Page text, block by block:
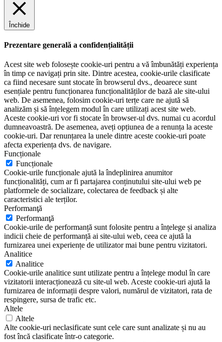
Închide
Prezentare generală a confidențialității
Acest site web folosește cookie-uri pentru a vă îmbunătăți experiența
în timp ce navigați prin site. Dintre acestea, cookie-urile clasificate
ca fiind necesare sunt stocate în browserul dvs., deoarece sunt
esențiale pentru funcționarea funcționalităților de bază ale site-ului
web. De asemenea, folosim cookie-uri terțe care ne ajută să
analizăm și să înțelegem modul în care utilizați acest site web.
Aceste cookie-uri vor fi stocate în browser-ul dvs. numai cu acordul
dumneavoastră. De asemenea, aveți opțiunea de a renunța la aceste
cookie-uri. Dar renunțarea la unele dintre aceste cookie-uri poate
afecta experiența dvs. de navigare.
Funcționale
Funcționale
Cookie-urile funcționale ajută la îndeplinirea anumitor
funcționalități, cum ar fi partajarea conținutului site-ului web pe
platformele de socializare, colectarea de feedback și alte
caracteristici ale terților.
Performanţă
Performanţă
Cookie-urile de performanță sunt folosite pentru a înțelege și analiza
indicii cheie de performanță ai site-ului web, ceea ce ajută la
furnizarea unei experiențe de utilizator mai bune pentru vizitatori.
Analitice
Analitice
Cookie-urile analitice sunt utilizate pentru a înțelege modul în care
vizitatorii interacționează cu site-ul web. Aceste cookie-uri ajută la
furnizarea de informații despre valori, numărul de vizitatori, rata de
respingere, sursa de trafic etc.
Altele
Altele
Alte cookie-uri neclasificate sunt cele care sunt analizate și nu au
fost încă clasificate într-o categorie.